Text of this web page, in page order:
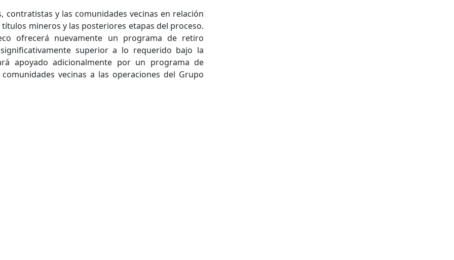
contratistas y las comunidades vecinas en relación
mineros y las posteriores etapas del proceso.
ofrecerá nuevamente un programa de retiro
superior a lo requerido bajo la
apoyado adicionalmente por un programa de
vecinas a las operaciones del Grupo
con moderación y optimismo temporada de San Valentín